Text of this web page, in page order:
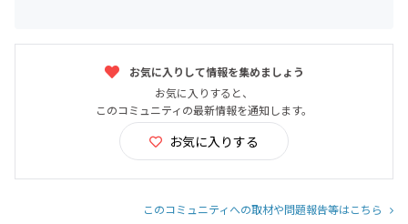
お気に入りして情報を集めましょう
お気に入りすると、
このコミュニティの最新情報を通知します。
お気に入りする
このコミュニティへの取材や問題報告等はこちら